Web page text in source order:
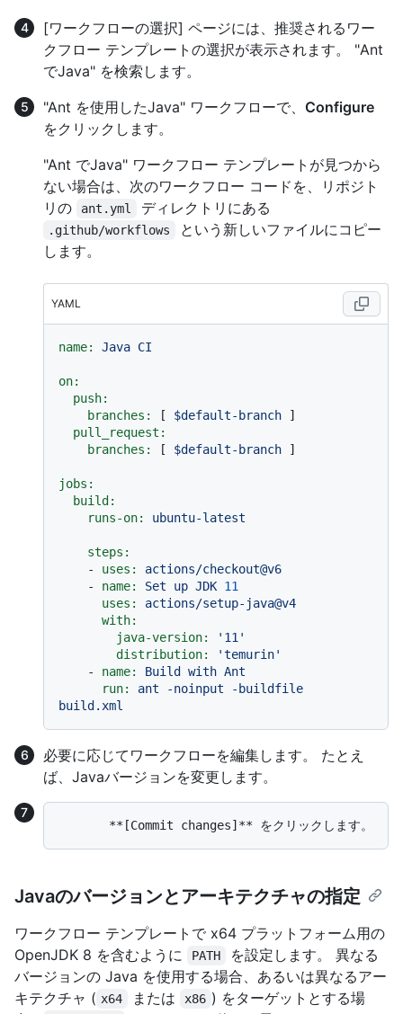
[ワークフローの選択] ページには、推奨されるワー
クフロー テンプレートの選択が表示されます。 "Ant
でJava" を検索します。
"Ant を使用したJava" ワークフローで、 Configure
をクリックします。
"Ant でJava" ワークフロー テンプレートが見つから
ない場合は、次のワークフロー コードを、リポジト
リの
ant.yml ディレクトリにある
.github/workflows
という新しいファイルにコピー
します。
YAML
name: Java CI
on:
push:
branches:
[ $default-branch ]
pull_request:
branches:
[ $default-branch ]
jobs:
build:
runs-on:
ubuntu-latest
steps:
-
uses:
actions/checkout@v6
-
name: Set up JDK 11
uses:
actions/setup-java@v4
with:
java-version:
'11'
distribution:
'temurin'
-
name: Build with Ant
run:
ant -noinput
-buildfile
build.xml
必要に応じてワークフローを編集します。 たとえ
ば、Javaバージョンを変更します。
Javaのバージョンとアーキテクチャの指定
ワークフロー テンプレートで x64 プラットフォーム用の
OpenJDK 8 を含むように
PATH
を設定します。 異なる
バージョンの Java を使用する場合、あるいは異なるアー
キテクチャ ( x64 または x86 ) をターゲットとする場